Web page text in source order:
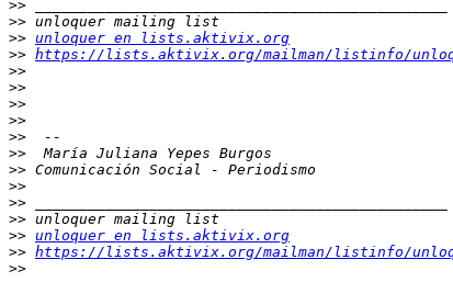
>>
>>
>> unloquer en lists.aktivix.org
>> https://lists.aktivix.org/mailman/listinfo/
>>
>>
>>
>>
>>
>>
>>
>>
>>
>>
>> unloquer en lists.aktivix.org
>> https://lists.aktivix.org/mailman/listinfo/
>>